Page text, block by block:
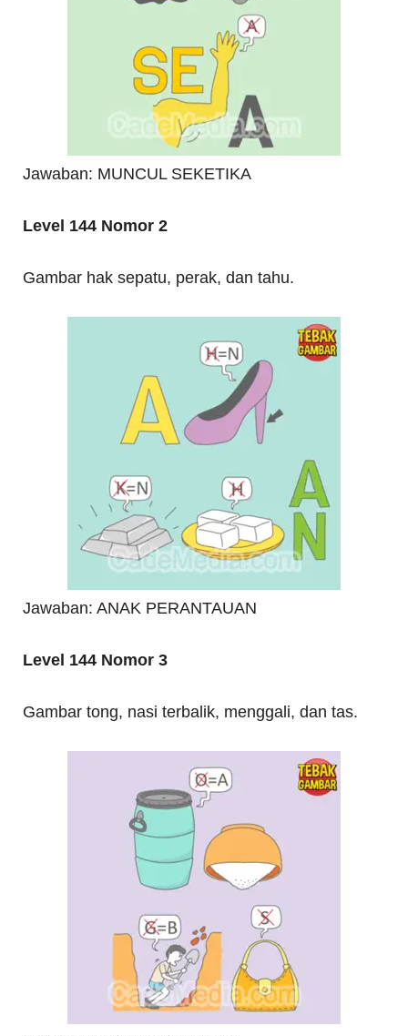
Jawaban: MUNCUL SEKETIKA
Level 144 Nomor 2
Gambar hak sepatu, perak, dan tahu.
Jawaban: ANAK PERANTAUAN
Level 144 Nomor 3
Gambar tong, nasi terbalik, menggali, dan tas.